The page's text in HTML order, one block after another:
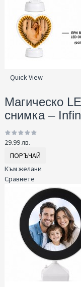
Quick View
Магическо
снимка –
29.99 лв.
ПОРЪЧАЙ
Към желани
Сравнете